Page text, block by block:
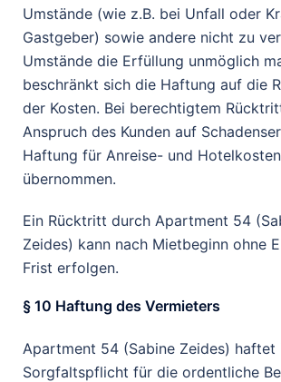
Umstände (wie z.B. bei Unfall oder
Gastgeber) sowie andere nicht zu
Umstände die Erfüllung unmöglich
beschränkt sich die Haftung auf die
der Kosten. Bei berechtigtem
Anspruch des Kunden auf
Haftung für Anreise- und
übernommen.
Ein Rücktritt durch Apartment 54
Zeides) kann nach Mietbeginn ohne
Frist erfolgen.
§ 10 Haftung des Vermieters
Apartment 54 (Sabine Zeides) haftet
Sorgfaltspflicht für die ordentliche